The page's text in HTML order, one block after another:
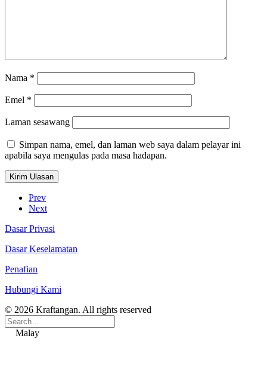
Nama *
Emel *
Laman sesawang
Simpan nama, emel, dan laman web saya dalam pelayar ini
apabila saya mengulas pada masa hadapan.
Prev
Next
Dasar Privasi
Dasar Keselamatan
Penafian
Hubungi Kami
© 2026 Kraftangan. All rights reserved
Malay